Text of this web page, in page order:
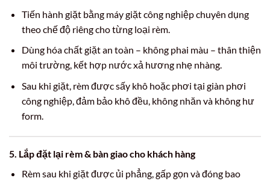
Tiến hành giặt bằng máy giặt công nghiệp chuyên dụng
theo chế độ riêng cho từng loại rèm.
Dùng hóa chất giặt an toàn – không phai màu – thân thiện
môi trường, kết hợp nước xả hương nhẹ nhàng.
Sau khi giặt, rèm được sấy khô hoặc phơi tại giàn phơi
công nghiệp, đảm bảo khô đều, không nhăn và không hư
form.
5. Lắp đặt lại rèm & bàn giao cho khách hàng
Rèm sau khi giặt được ủi phẳng, gấp gọn và đóng bao